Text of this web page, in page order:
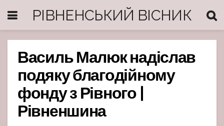
РІВНЕНСЬКИЙ ВІСНИК
Василь Малюк надіслав
подяку благодійному
фонду з Рівного |
Рівненшина